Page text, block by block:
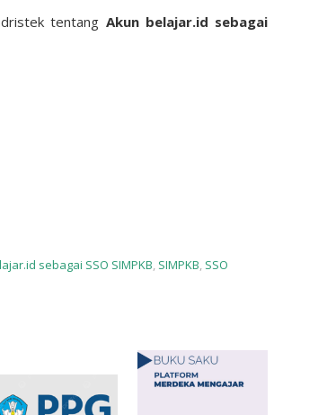
tentang Akun belajar.id sebagai
sebagai SSO SIMPKB, SIMPKB, SSO